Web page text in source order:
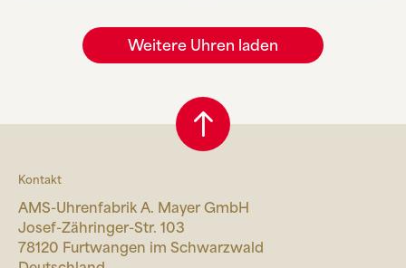
Weitere Uhren laden
Kontakt
AMS-Uhrenfabrik A. Mayer GmbH
Josef-Zähringer-Str. 103
78120 Furtwangen im Schwarzwald